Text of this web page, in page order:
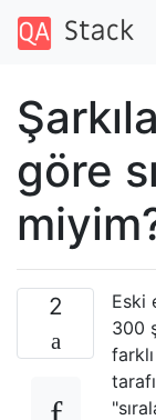
göre
2
Eski
300